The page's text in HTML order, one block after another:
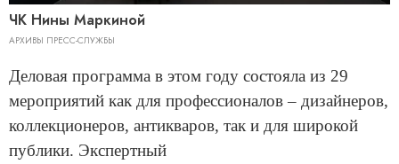
ЧК Нины Маркиной
АРХИВЫ ПРЕСС-СЛУЖБЫ
Деловая программа в этом году состояла из 29
мероприятий как для профессионалов – дизайнеров,
коллекционеров, антикваров, так и для широкой
публики. Экспертный